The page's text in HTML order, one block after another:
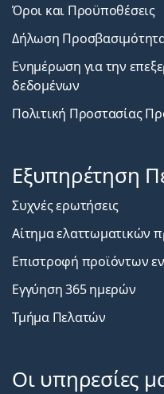
Όροι και Προϋποθέσεις
Δήλωση
Ενημέρωση για την
δεδομένων
Πολιτική Προστασίας
Εξυπηρέτηση
Συχνές ερωτήσεις
Αίτημα ελαττωματικών
Επιστροφή προϊόντων
Εγγύηση 365 ημερών
Τμήμα Πελατών
Οι υπηρεσίες